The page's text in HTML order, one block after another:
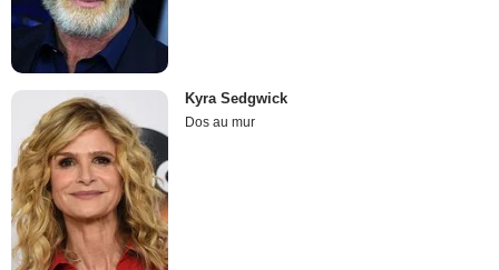
Kyra Sedgwick
Dos au mur